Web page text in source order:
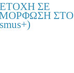
ΣΕ
ΣΤΟ